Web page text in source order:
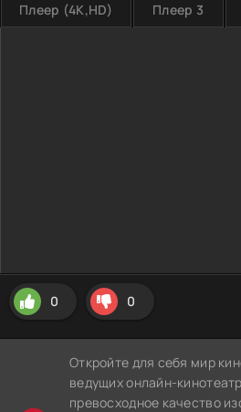
Плеер (4K,HD) Плеер 3
0 0
Откройте для себя мир
ведущих онлайн-
превосходное качество